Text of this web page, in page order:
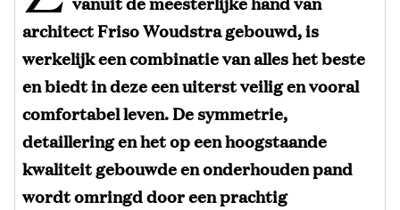
architect Friso Woudstra gebouwd, is
werkelijk een combinatie van alles het beste
en biedt in deze een uiterst veilig en vooral
comfortabel leven. De symmetrie,
detaillering en het op een hoogstaande
kwaliteit gebouwde en onderhouden pand
wordt omringd door een prachtig